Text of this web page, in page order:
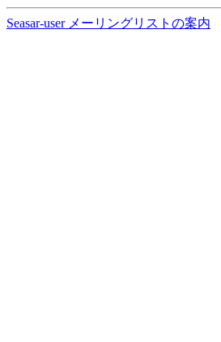
Seasar-user メーリングリストの案内